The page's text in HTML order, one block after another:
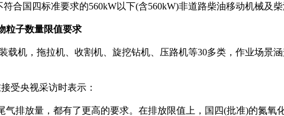
国四标准要求的560kW以下(含560kW)非道路柴油移动机械及柴
子数量限值要求
机，拖拉机、收割机、旋挖钻机、压路机等30多类，作业场景
央视采访时表示：
排放量，都有了更高的要求。在排放限值上，国四(批准)的氮氧